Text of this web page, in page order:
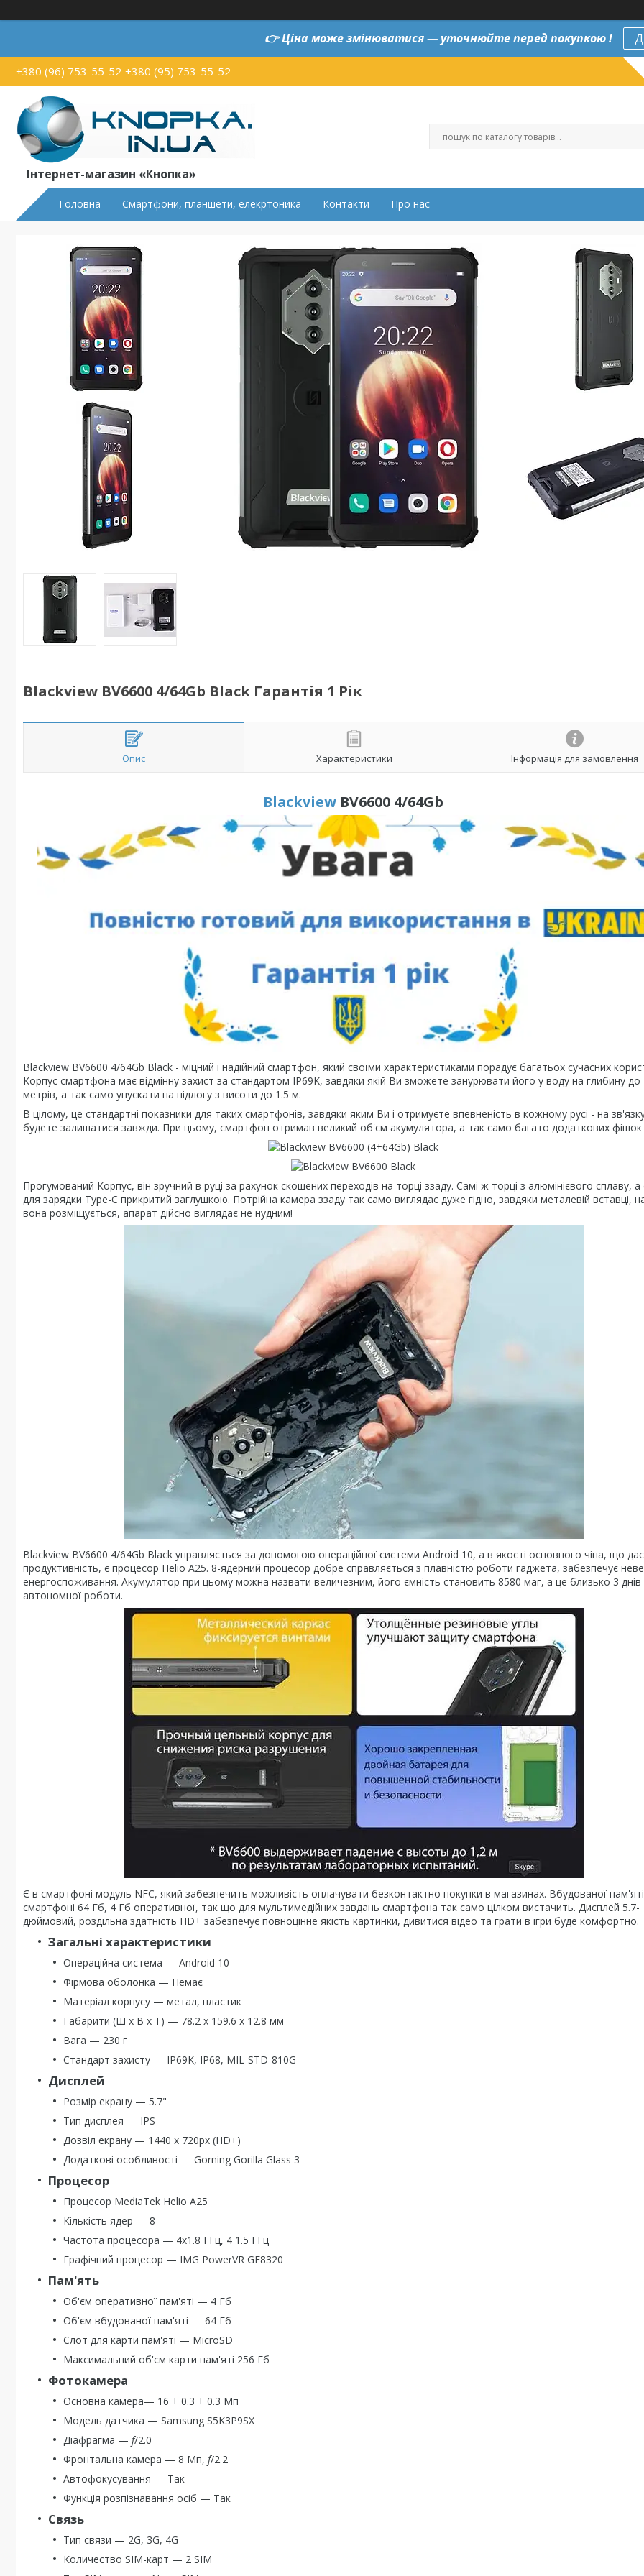
👉Ціна може змінюватися — уточнюйте перед покупкою !
+380 (96) 753-55-52 +380 (95) 753-55-52
Інтернет-магазин «Кнопка»
Головна Смартфони, планшети, елекртоника Контакти Про нас
Blackview BV6600 4/64Gb Black Гарантія 1 Рік
Опис Характеристики Інформація для замовлення
Blackview BV6600 4/64Gb
Blackview BV6600 4/64Gb Black - міцний і надійний смартфон, який своїми характеристиками порадує багатьох сучасних
Корпус смартфона має відмінну захист за стандартом IP69K, завдяки якій Ви зможете занурювати його у воду на глибину до
метрів, а так само упускати на підлогу з висоти до 1.5 м.
В цілому, це стандартні показники для таких смартфонів, завдяки яким Ви і отримуєте впевненість в кожному русі - на
будете залишатися завжди. При цьому, смартфон отримав великий об'єм акумулятора, а так само багато додаткових фішок
Прогумований Корпус, він зручний в руці за рахунок скошених переходів на торці ззаду. Самі ж торці з алюмінієвого сплаву,
для зарядки Type-C прикритий заглушкою. Потрійна камера ззаду так само виглядає дуже гідно, завдяки металевій вставці,
вона розміщується, апарат дійсно виглядає не нудним!
Blackview BV6600 4/64Gb Black управляється за допомогою операційної системи Android 10, а в якості основного чіпа, що дає
продуктивність, є процесор Helio A25. 8-ядерний процесор добре справляється з плавністю роботи гаджета, забезпечує
енергоспоживання. Акумулятор при цьому можна назвати величезним, його ємність становить 8580 маг, а це близько 3 днів
автономної роботи.
Є в смартфоні модуль NFC, який забезпечить можливість оплачувати безконтактно покупки в магазинах. Вбудованої
смартфоні 64 Гб, 4 Гб оперативної, так що для мультимедійних завдань смартфона так само цілком вистачить. Дисплей 5.7-
дюймовий, роздільна здатність HD+ забезпечує повноцінне якість картинки, дивитися відео та грати в ігри буде комфортно.
Загальні характеристики
Операційна система — Android 10
Фірмова оболонка — Немає
Матеріал корпусу — метал, пластик
Габарити (Ш х В х Т) — 78.2 х 159.6 х 12.8 мм
Вага — 230 г
Стандарт захисту — IP69K, IP68, MIL-STD-810G
Дисплей
Розмір екрану — 5.7"
Тип дисплея — IPS
Дозвіл екрану — 1440 х 720px (HD+)
Додаткові особливості — Gorning Gorilla Glass 3
Процесор
Процесор MediaTek Helio A25
Кількість ядер — 8
Частота процесора — 4х1.8 ГГц, 4 1.5 ГГц
Графічний процесор — IMG PowerVR GE8320
Пам'ять
Об'єм оперативної пам'яті — 4 Гб
Об'єм вбудованої пам'яті — 64 Гб
Слот для карти пам'яті — MicroSD
Максимальний об'єм карти пам'яті 256 Гб
Фотокамера
Основна камера— 16 + 0.3 + 0.3 Мп
Модель датчика — Samsung S5K3P9SX
Діафрагма — f/2.0
Фронтальна камера — 8 Мп, f/2.2
Автофокусування — Так
Функція розпізнавання осіб — Так
Связь
Тип связи — 2G, 3G, 4G
Количество SIM-карт — 2 SIM